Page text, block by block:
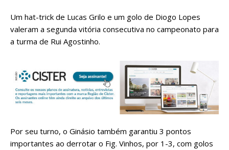
Um hat-trick de Lucas Grilo e um golo de Diogo Lopes
valeram a segunda vitória consecutiva no campeonato para
a turma de Rui Agostinho.
Por seu turno, o Ginásio também garantiu 3 pontos
importantes ao derrotar o Fig. Vinhos, por 1-3, com golos